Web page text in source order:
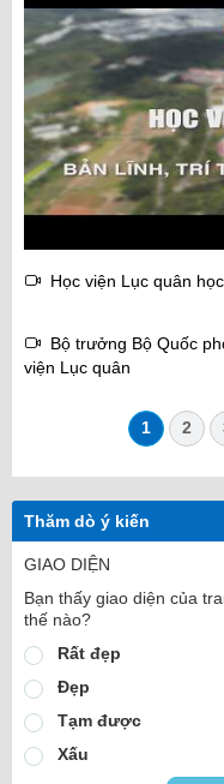
Học viện Lục quân
Bộ trưởng Bộ Quốc
viện Lục quân
1 2
Thăm dò ý kiến
GIAO DIỆN
Bạn thấy giao diện của
thế nào?
Rất đẹp
Đẹp
Tạm được
Xấu